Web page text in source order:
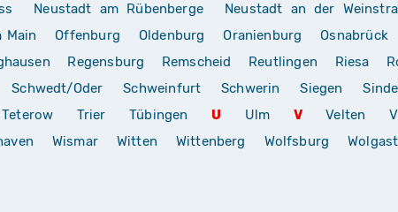
Neustadt am Rübenberge Neustadt an der
Main Offenburg Oldenburg Oranienburg Osnabrück
Regensburg Remscheid Reutlingen Riesa
Schwedt/Oder Schweinfurt Schwerin Siegen
Teterow Trier Tübingen U Ulm V Velten
Wismar Witten Wittenberg Wolfsburg Wolgast